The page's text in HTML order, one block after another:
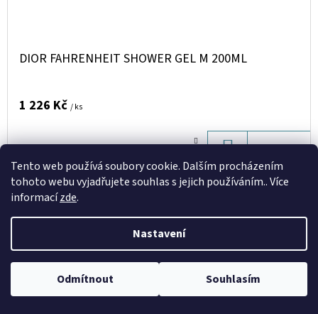
Tento web používá soubory cookie. Dalším procházením
tohoto webu vyjadřujete souhlas s jejich používáním.. Více
informacízde.
Nastavení
Odmítnout Souhlasím
DIOR FAHRENHEIT SHOWER GEL M 200ML
1 226 Kč / ks
DO
KOŠÍKU